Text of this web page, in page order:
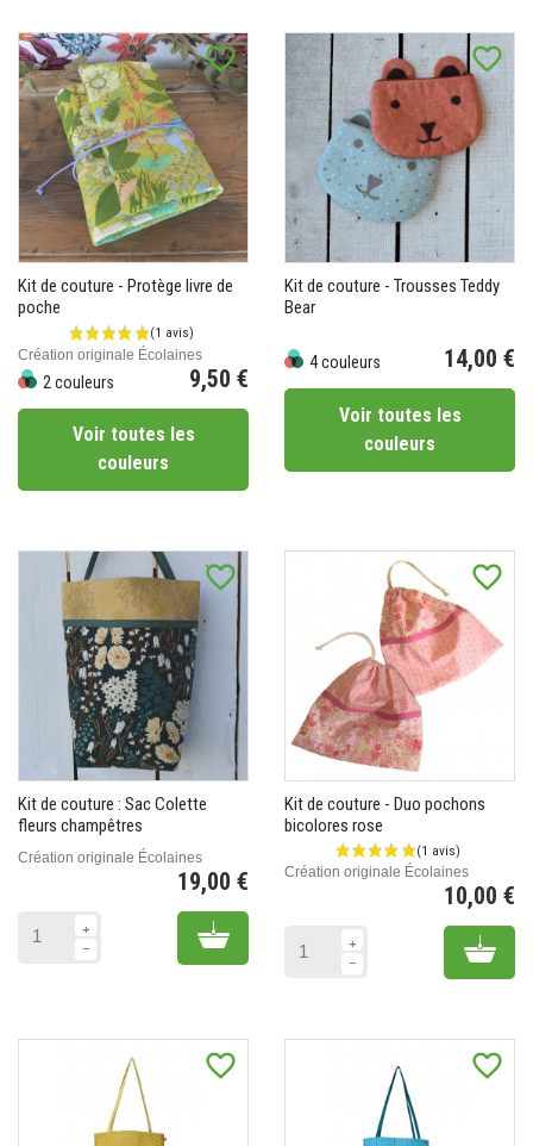
favorite_border
Kit de couture - Protège livre de
poche
Création originale Écolaines
2 couleurs 9,50 €
Voir toutes les
couleurs
favorite_border
Kit de couture - Trousses Teddy
Bear
4 couleurs 14,00 €
Voir toutes les
couleurs
favorite_border
Kit de couture : Sac Colette
fleurs champêtres
Création originale Écolaines
19,00 €
Add to cart
favorite_border
Kit de couture - Duo pochons
bicolores rose
Création originale Écolaines
10,00 €
Add
favorite_border favorite_border